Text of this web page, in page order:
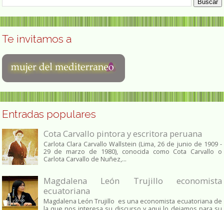
Te invitamos a
Entradas populares
Cota Carvallo pintora y escritora peruana
Carlota Clara Carvallo Wallstein (Lima, 26 de junio de 1909 -
29 de marzo de 1980), conocida como Cota Carvallo o
Carlota Carvallo de Nuñez,...
Magdalena León Trujillo economista
ecuatoriana
Magdalena León Trujillo es una economista ecuatoriana de